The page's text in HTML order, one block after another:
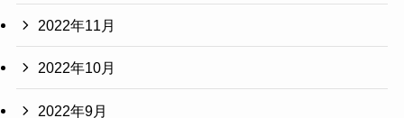
2022年11月
2022年10月
2022年9月